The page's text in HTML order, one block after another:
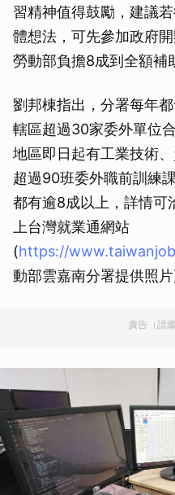
習精神值得鼓勵，建議
體想法，可先參加政府
勞動部負擔8成到全額補
劉邦棟指出，分署每年
轄區超過30家委外單位
地區即日起有工業技術
超過90班委外職前訓練
都有逾8成以上，詳情
上台灣就業通網站
(https://
動部雲嘉南分署提供照
廣告（請